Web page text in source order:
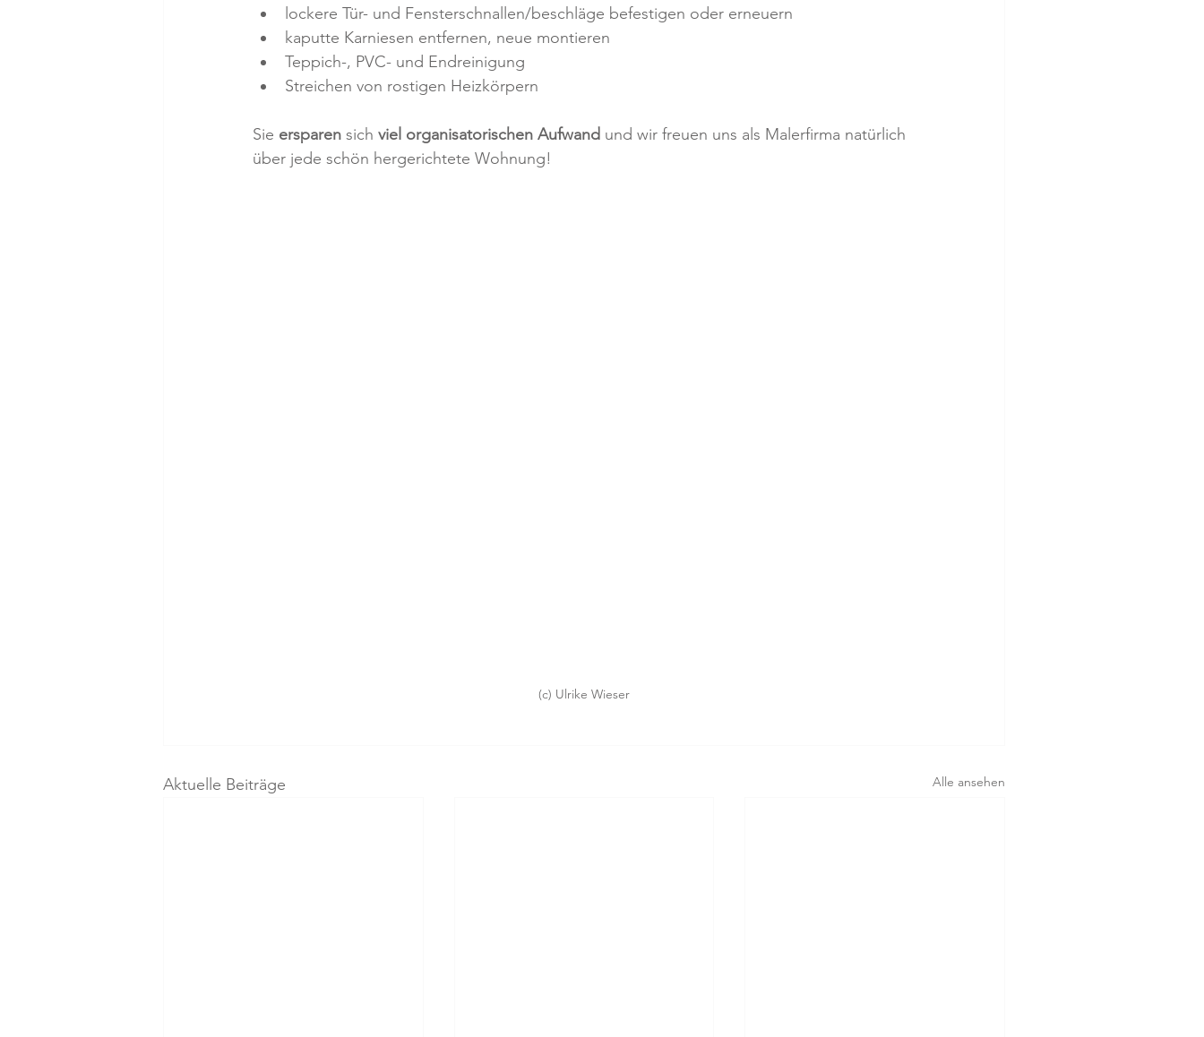
﻿﻿lockere Tür- und Fensterschnallen/beschläge befestigen oder erneuern
﻿﻿kaputte Karniesen entfernen, neue montieren
﻿﻿Teppich-, PVC- und Endreinigung
Streichen von rostigen Heizkörpern
Sie ersparen sich viel organisatorischen Aufwand und wir freuen uns als Malerfirma natürlich
über jede schön hergerichtete Wohnung!
(c) Ulrike Wieser
Aktuelle Beiträge Alle ansehen